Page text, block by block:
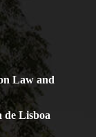
Law and
de Lisboa